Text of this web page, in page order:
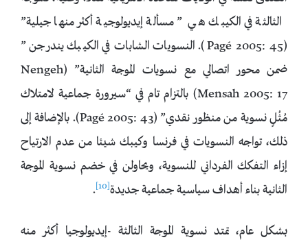
الثالثة في الكيبك هي ” مسألة إيديولوجية أكثر منها جيلية”
(Pagé 2005: 45). النسويات الشابات في الكيبك يندرجن ”
ضمن محور اتصالي مع نسويات الموجة الثانية” (Nengeh
Mensah 2005: 17) بالتزام تام في “سيرورة جماعية لامتلاك
مُثُلٍ نسوية من منظور نقدي” (Pagé 2005: 43). بالإضافة إلى
ذلك، تواجه النسويات في فرنسا وكيبك شيئا من عدم الارتياح
إزاء التفكك الفرداني للنسوية، ويحاولن في خضم نسوية الموجة
الثانية بناء أهداف سياسية جماعية جديدة[10]
.
بشكل عام، تمتد نسوية الموجة الثالثة -إيديولوجيا أكثر منه